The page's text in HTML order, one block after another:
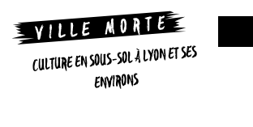
CULTURE EN SOUS-SOL À LYON ET SES
ENVIRONS